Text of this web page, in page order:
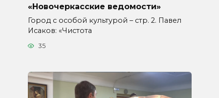
«Новочеркасские ведомости»
Город с особой культурой – стр. 2. Павел
Исаков: «Чистота
35